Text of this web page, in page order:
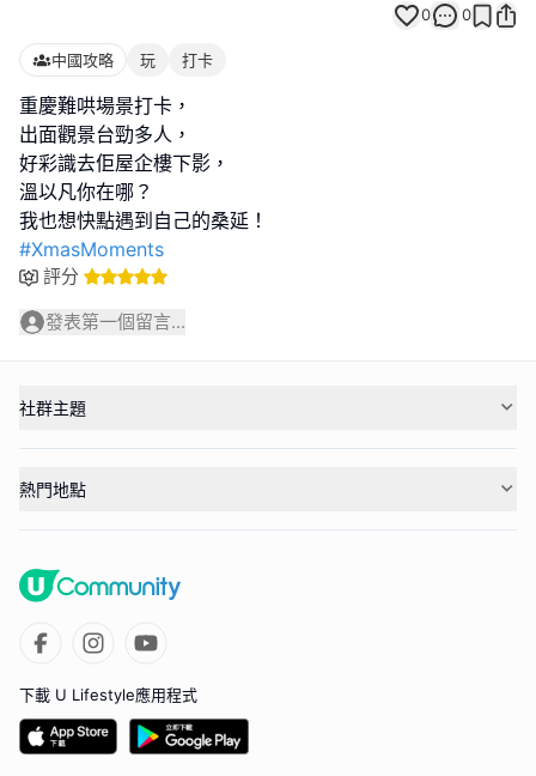
0 0
中國攻略 玩 打卡
重慶難哄場景打卡，
出面觀景台勁多人，
好彩識去佢屋企樓下影，
溫以凡你在哪？
#XmasMoments
評分
發表第一個留言...
社群主題
熱門地點
下載 U Lifestyle應用程式